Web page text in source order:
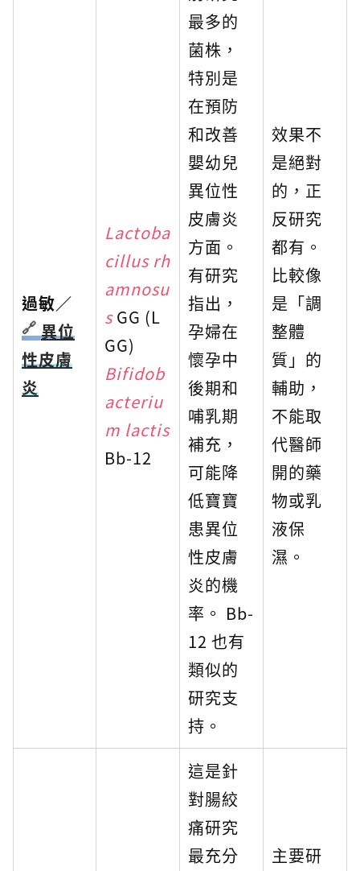
過敏／
異位
性皮膚
炎
Lactoba
cillus rh
amnosu
sGG (L
GG)
Bifidob
acteriu
m lactis
Bb-12
最多的
菌株，
特別是
在預防
和改善
嬰幼兒
異位性
皮膚炎
方面。
有研究
指出，
孕婦在
懷孕中
後期和
哺乳期
補充，
可能降
低寶寶
患異位
性皮膚
炎的機
率。 Bb-
12 也有
類似的
研究支
持。
效果不
是絕對
的，正
反研究
都有。
比較像
是「調
整體
質」的
輔助，
不能取
代醫師
開的藥
物或乳
液保
濕。
這是針
對腸絞
痛研究
最充分
主要研